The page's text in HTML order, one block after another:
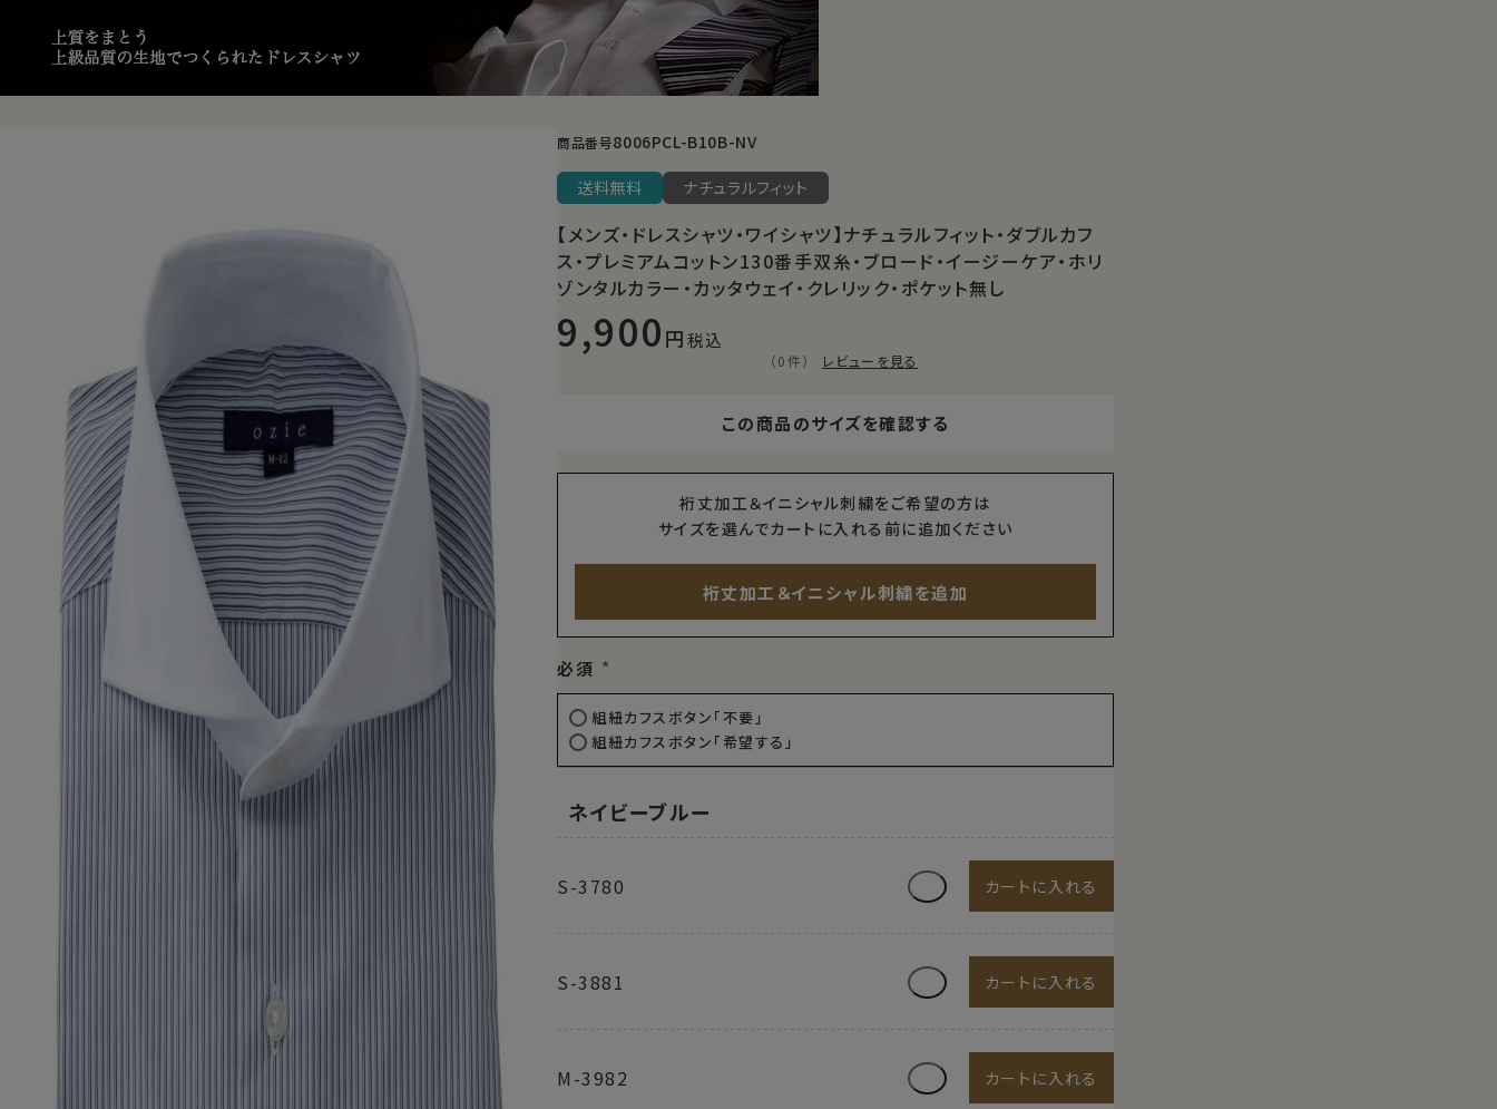
商品番号8006PCL-B10B-NV
送料無料 ナチュラルフィット
【メンズ・ドレスシャツ・ワイシャツ】ナチュラルフィット・ダブルカフ
ス・プレミアムコットン130番手双糸・ブロード・イージーケア・ホリ
ゾンタルカラー・カッタウェイ・クレリック・ポケット無し
9,900 税込
（0件） レビューを見る
この商品のサイズを確認する
裄丈加工＆イニシャル刺繍をご希望の方は
サイズを選んでカートに入れる前に追加ください
裄丈加工＆イニシャル刺繍を追加
必須
組紐カフスボタン「不要」
組紐カフスボタン「希望する」
ネイビーブルー
S-3780 カートに入れる
S-3881 カートに入れる
M-3982 カートに入れる